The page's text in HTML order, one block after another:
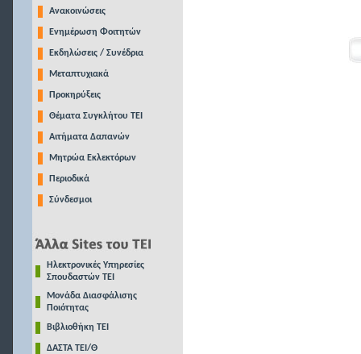
Ανακοινώσεις
Ενημέρωση Φοιτητών
Εκδηλώσεις / Συνέδρια
Μεταπτυχιακά
Προκηρύξεις
Θέματα Συγκλήτου ΤΕΙ
Αιτήματα Δαπανών
Μητρώα Εκλεκτόρων
Περιοδικά
Σύνδεσμοι
Ηλεκτρονικές Υπηρεσίες
Σπουδαστών ΤΕΙ
Μονάδα Διασφάλισης
Ποιότητας
Βιβλιοθήκη ΤΕΙ
ΔΑΣΤΑ ΤΕΙ/Θ